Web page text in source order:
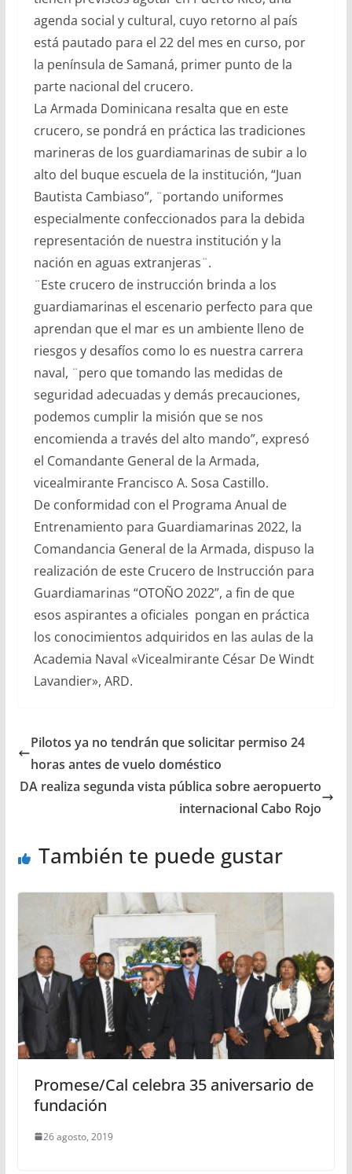
agenda social y cultural, cuyo retorno al país
está pautado para el 22 del mes en curso, por
la península de Samaná, primer punto de la
parte nacional del crucero.
La Armada Dominicana resalta que en este
crucero, se pondrá en práctica las tradiciones
marineras de los guardiamarinas de subir a lo
alto del buque escuela de la institución, “Juan
Bautista Cambiaso”, ¨portando uniformes
especialmente confeccionados para la debida
representación de nuestra institución y la
nación en aguas extranjeras¨.
¨Este crucero de instrucción brinda a los
guardiamarinas el escenario perfecto para que
aprendan que el mar es un ambiente lleno de
riesgos y desafíos como lo es nuestra carrera
naval, ¨pero que tomando las medidas de
seguridad adecuadas y demás precauciones,
podemos cumplir la misión que se nos
encomienda a través del alto mando”, expresó
el Comandante General de la Armada,
vicealmirante Francisco A. Sosa Castillo.
De conformidad con el Programa Anual de
Entrenamiento para Guardiamarinas 2022, la
Comandancia General de la Armada, dispuso la
realización de este Crucero de Instrucción para
Guardiamarinas “OTOÑO 2022”, a fin de que
esos aspirantes a oficiales pongan en práctica
los conocimientos adquiridos en las aulas de la
Academia Naval «Vicealmirante César De Windt
Lavandier», ARD.
Pilotos ya no tendrán que solicitar permiso 24
horas antes de vuelo doméstico
DA realiza segunda vista pública sobre aeropuerto
internacional Cabo Rojo
También te puede gustar
Promese/Cal celebra 35 aniversario de
fundación
26 agosto, 2019